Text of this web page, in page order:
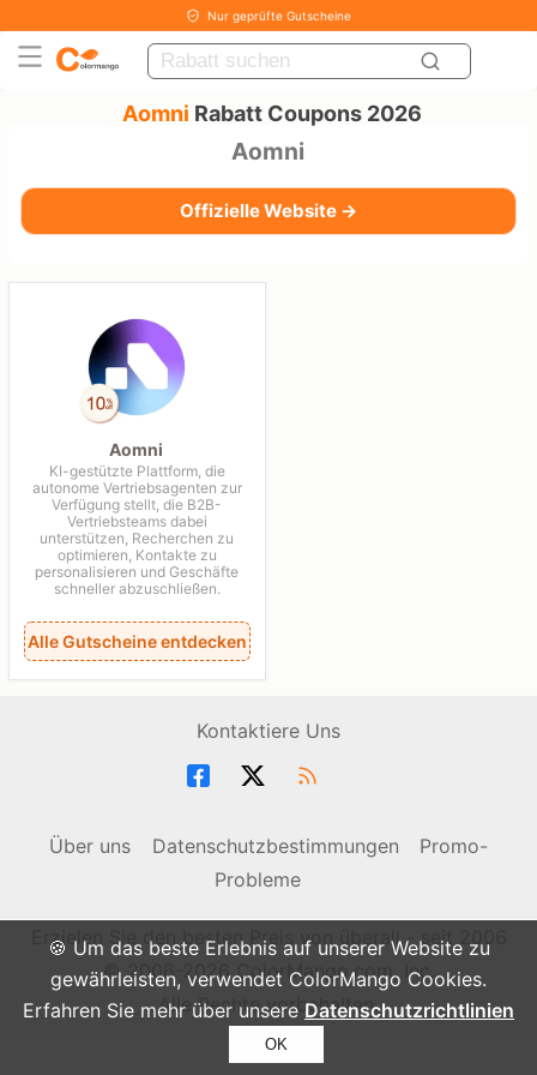
🍪 Um das beste Erlebnis auf unserer Website zu
gewährleisten, verwendet ColorMango Cookies.
Erfahren Sie mehr über unsere Datenschutzrichtlinien
OK
Nur geprüfte Gutscheine
Aomni Rabatt Coupons 2026
Aomni
Offizielle Website →
Aomni
KI-gestützte Plattform, die
autonome Vertriebsagenten zur
Verfügung stellt, die B2B-
Vertriebsteams dabei
unterstützen, Recherchen zu
optimieren, Kontakte zu
personalisieren und Geschäfte
schneller abzuschließen.
Alle Gutscheine entdecken
Kontaktiere Uns
Über uns Datenschutzbestimmungen
Promo-
Probleme
Erzielen Sie den besten Preis von überall - seit 2006
© 2006-2026 ColorMango.com, Inc.
Alle Rechte vorbehalten.